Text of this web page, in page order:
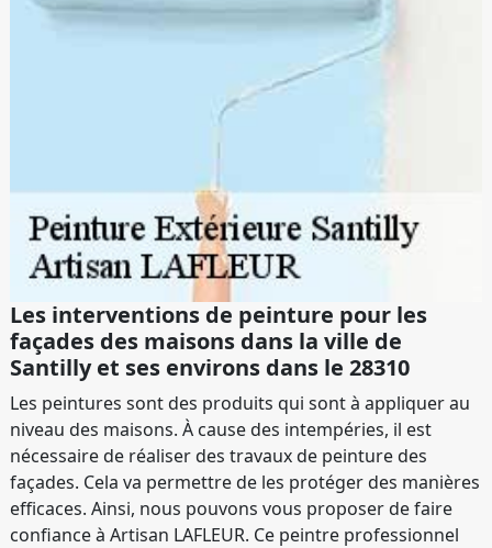
Les interventions de peinture pour les
façades des maisons dans la ville de
Santilly et ses environs dans le 28310
Les peintures sont des produits qui sont à appliquer au
niveau des maisons. À cause des intempéries, il est
nécessaire de réaliser des travaux de peinture des
façades. Cela va permettre de les protéger des manières
efficaces. Ainsi, nous pouvons vous proposer de faire
confiance à Artisan LAFLEUR. Ce peintre professionnel